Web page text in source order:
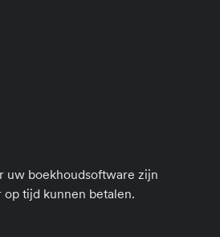
uw boekhoudsoftware zijn
tijd kunnen betalen.